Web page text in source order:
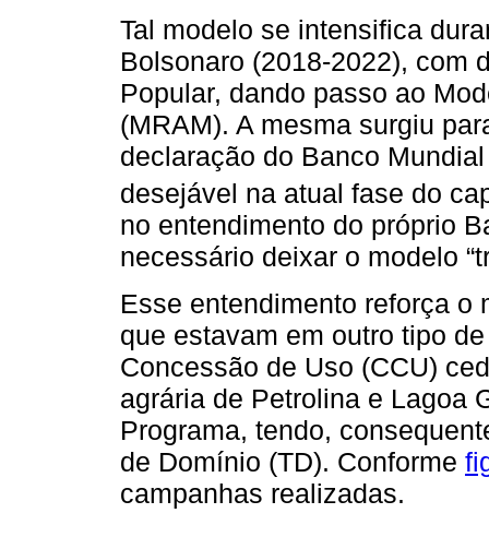
Tal modelo se intensifica
Bolsonaro (2018-2022), com
Popular, dando passo ao
(MRAM). A mesma surgiu
declaração do Banco
desejável na atual fase do
no entendimento do próprio
necessário deixar o modelo
Esse entendimento reforça o
que estavam em outro tipo
Concessão de Uso (CCU)
agrária de Petrolina e Lagoa
Programa, tendo,
de Domínio (TD). Conforme
campanhas realizadas.